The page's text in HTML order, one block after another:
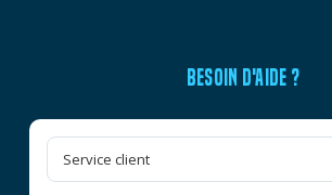
BESOIN D'AIDE ?